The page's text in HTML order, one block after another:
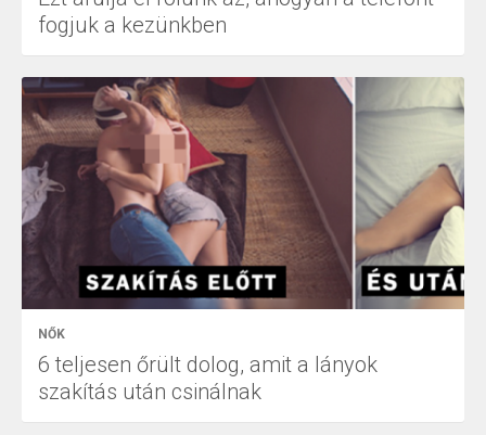
fogjuk a kezünkben
NŐK
6 teljesen őrült dolog, amit a lányok
szakítás után csinálnak